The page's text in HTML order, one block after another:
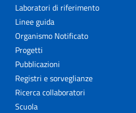
Laboratori di riferimento
Linee guida
Organismo Notificato
Progetti
Pubblicazioni
Registri e sorveglianze
Ricerca collaboratori
Scuola